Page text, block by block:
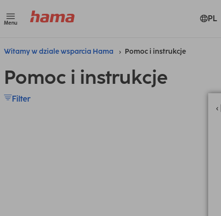
Menu PL
Witamy w dziale wsparcia Hama Pomoc i instrukcje
Pomoc i instrukcje
Filter